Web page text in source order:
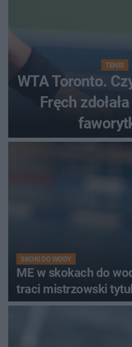
TENIS
WTA Toronto.
Fręch
SKOKI DO WODY
ME w skokach do
traci mistrzowski